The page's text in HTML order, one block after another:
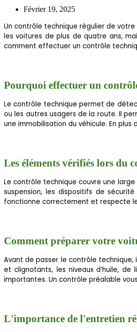
Février 19, 2025
Un contrôle technique régulier de
les voitures de plus de quatre ans,
comment effectuer un contrôle
Pourquoi effectuer un
Le contrôle technique permet de
ou les autres usagers de la route. Il
une immobilisation du véhicule. En
Les éléments vérifiés lors du
Le contrôle technique couvre une
suspension, les dispositifs de
fonctionne correctement et respecte
Comment préparer votre
Avant de passer le contrôle
et clignotants, les niveaux d’huile,
importantes. Un contrôle préalable
L'importance de l'entretien